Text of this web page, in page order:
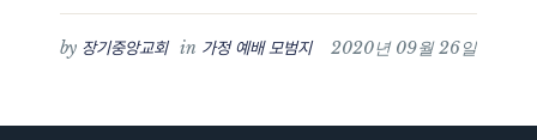
2020년 09월 26일
by 장기중앙교회 in 가정 예배 모범지